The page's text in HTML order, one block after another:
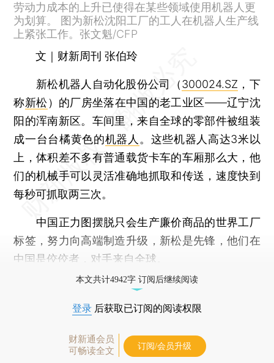
劳动力成本的上升已使得在某些领域使用机器人更
为划算。 图为新松沈阳工厂的工人在机器人生产线
上紧张工作。张文魁/CFP
文｜财新周刊 张伯玲
新松机器人自动化股份公司（300024.SZ ，下
称新松）的厂房坐落在中国的老工业区——辽宁沈
阳的浑南新区。车间里，来自全球的零部件被组装
成一台台橘黄色的机器人 。这些机器人高达3米以
上，体积差不多有普通载货卡车的车厢那么大，他
们的机械手可以灵活准确地抓取和传送，速度快到
每秒可抓取两三次。
中国正力图摆脱只会生产廉价商品的世界工厂
标签，努力向高端制造升级，新松是先锋，他们在
中国是佼佼者，对手来自全球。
本文共计4942字 订阅后继续阅读
登录 后获取已订阅的阅读权限
财新通会员
可畅读全文
订阅/会员升级